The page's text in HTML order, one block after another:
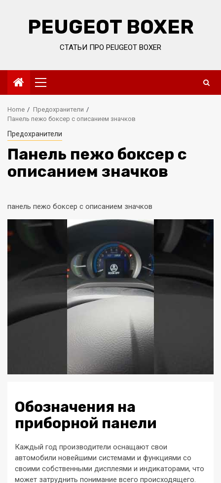
PEUGEOT BOXER
СТАТЬИ ПРО PEUGEOT BOXER
Primary
Menu
Home
Предохранители
Панель пежо боксер с описанием значков
Предохранители
Панель пежо боксер с
описанием значков
панель пежо боксер с описанием значков
Обозначения на
приборной панели
Каждый год производители оснащают свои
автомобили новейшими системами и функциями со
своими собственными дисплеями и индикаторами, что
может затруднить понимание всего происходящего.